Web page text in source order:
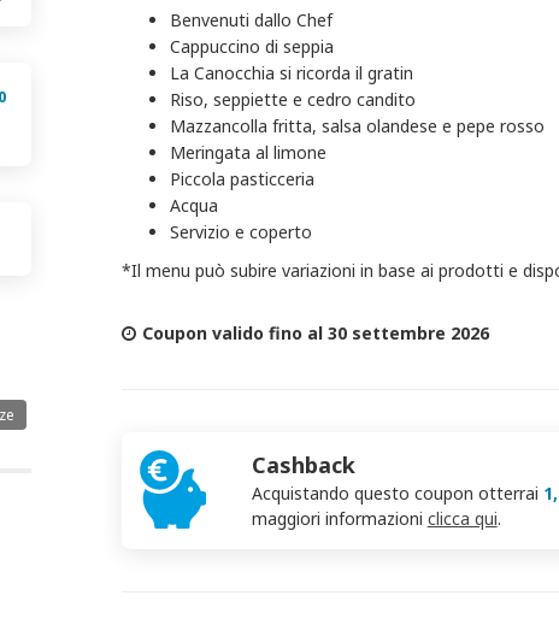
Benvenuti dallo Chef
Cappuccino di seppia
La Canocchia si ricorda il gratin
Riso, seppiette e cedro candito
Mazzancolla fritta, salsa olandese e pepe rosso
Meringata al limone
Piccola pasticceria
Acqua
Servizio e coperto
*Il menu può subire variazioni in base ai prodotti e
Coupon valido fino al 30 settembre 2026
Cashback
Acquistando questo coupon otterrai
maggiori informazioni clicca qui.